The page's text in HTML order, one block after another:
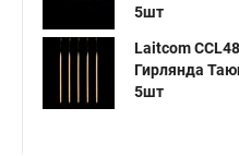
5шт
Laitcom
Гирлянда
5шт